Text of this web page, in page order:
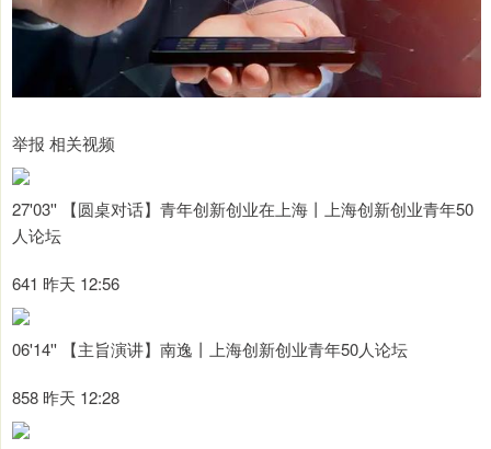
举报 相关视频
27'03'' 【圆桌对话】青年创新创业在上海丨上海创新创业青年50
人论坛
641 昨天 12:56
06'14'' 【主旨演讲】南逸丨上海创新创业青年50人论坛
858 昨天 12:28